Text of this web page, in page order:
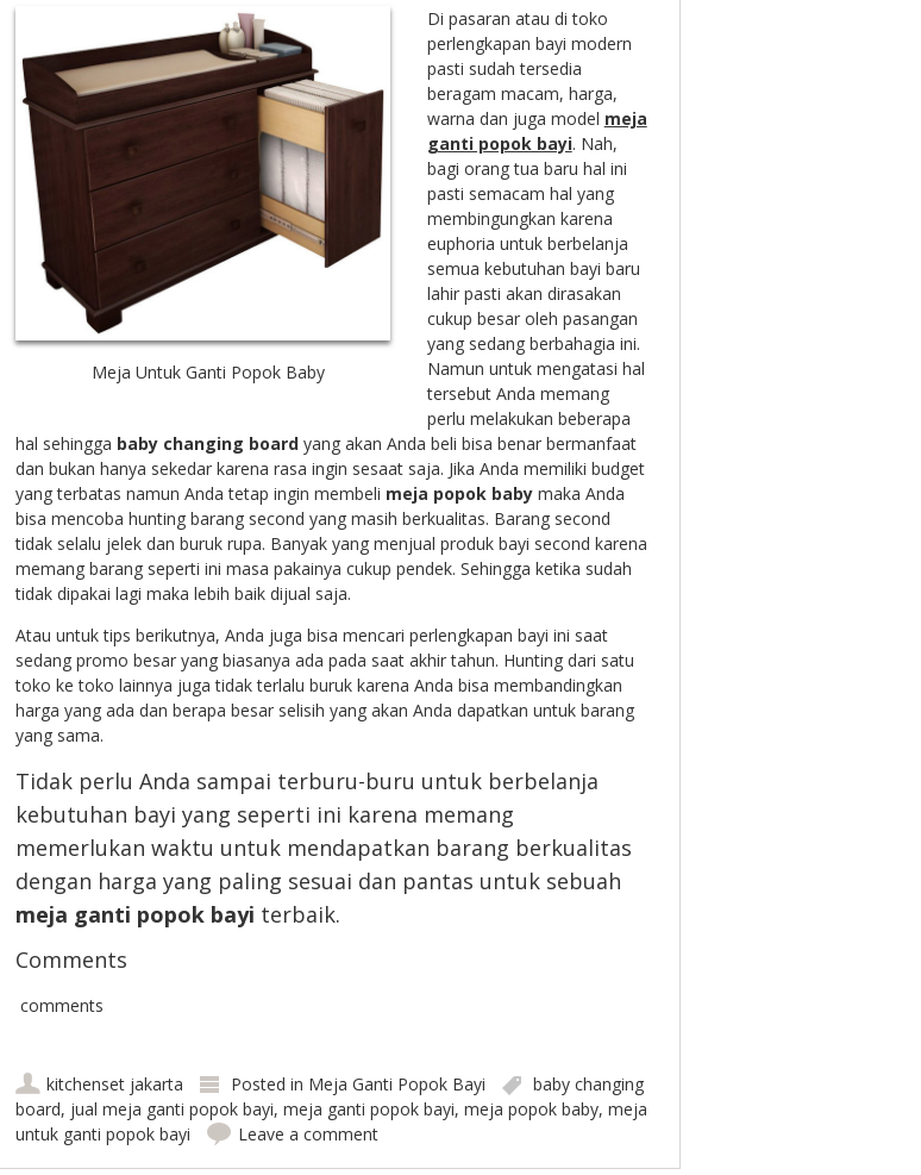
Meja Untuk Ganti Popok Baby
Di pasaran atau di toko
perlengkapan bayi modern
pasti sudah tersedia
beragam macam, harga,
warna dan juga model meja
ganti popok bayi. Nah,
bagi orang tua baru hal ini
pasti semacam hal yang
membingungkan karena
euphoria untuk berbelanja
semua kebutuhan bayi baru
lahir pasti akan dirasakan
cukup besar oleh pasangan
yang sedang berbahagia ini.
Namun untuk mengatasi hal
tersebut Anda memang
perlu melakukan beberapa
hal sehingga baby changing boardyang akan Anda beli bisa benar bermanfaat
dan bukan hanya sekedar karena rasa ingin sesaat saja. Jika Anda memiliki budget
yang terbatas namun Anda tetap ingin membeli meja popok babymaka Anda
bisa mencoba hunting barang second yang masih berkualitas. Barang second
tidak selalu jelek dan buruk rupa. Banyak yang menjual produk bayi second karena
memang barang seperti ini masa pakainya cukup pendek. Sehingga ketika sudah
tidak dipakai lagi maka lebih baik dijual saja.
Atau untuk tips berikutnya, Anda juga bisa mencari perlengkapan bayi ini saat
sedang promo besar yang biasanya ada pada saat akhir tahun. Hunting dari satu
toko ke toko lainnya juga tidak terlalu buruk karena Anda bisa membandingkan
harga yang ada dan berapa besar selisih yang akan Anda dapatkan untuk barang
yang sama.
Tidak perlu Anda sampai terburu-buru untuk berbelanja
kebutuhan bayi yang seperti ini karena memang
memerlukan waktu untuk mendapatkan barang berkualitas
dengan harga yang paling sesuai dan pantas untuk sebuah
meja ganti popok bayi terbaik.
Comments
comments
kitchenset jakarta Posted in Meja Ganti Popok Bayi
baby changing
board, jual meja ganti popok bayi, meja ganti popok bayi, meja popok baby, meja
untuk ganti popok bayi
Leave a comment